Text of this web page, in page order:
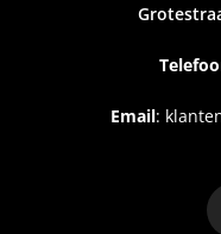
Email: